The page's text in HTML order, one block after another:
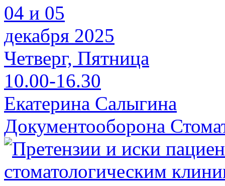
04 и 05
декабря 2025
Четверг, Пятница
10.00-16.30
Екатерина Салыгина
Документооборона